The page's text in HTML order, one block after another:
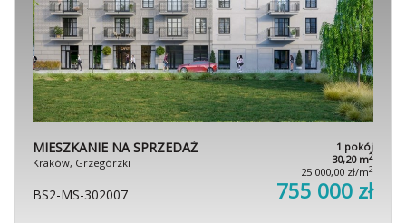
MIESZKANIE NA SPRZEDAŻ
Kraków, Grzegórzki
1 pokój
30,20 m2
25 000,00 zł/m2
BS2-MS-302007 755 000 zł